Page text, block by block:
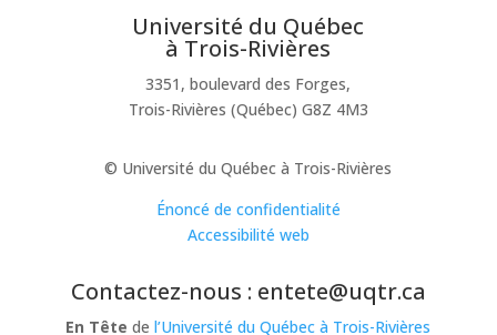
Université du Québec
à Trois-Rivières
3351, boulevard des Forges,
Trois-Rivières (Québec) G8Z 4M3
© Université du Québec à Trois-Rivières
Énoncé de confidentialité
Accessibilité web
Contactez-nous : entete@uqtr.ca
En Tête del’Université du Québec à Trois-Rivières